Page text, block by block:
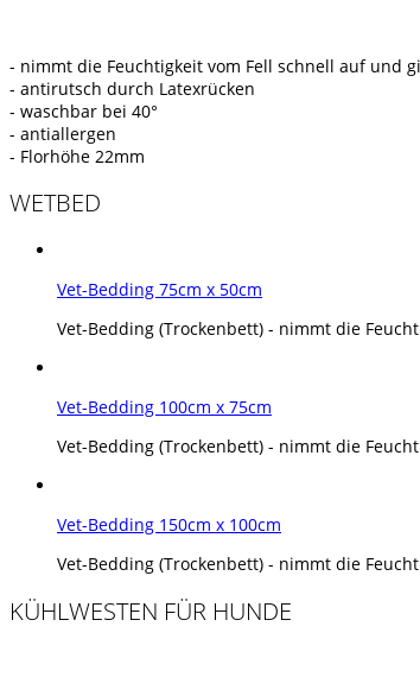
- nimmt die Feuchtigkeit vom Fell schnell auf und
- antirutsch durch Latexrücken
- waschbar bei 40°
- antiallergen
- Florhöhe 22mm
WETBED
Vet-Bedding 75cm x 50cm
Vet-Bedding (Trockenbett) - nimmt die
Vet-Bedding 100cm x 75cm
Vet-Bedding (Trockenbett) - nimmt die
Vet-Bedding 150cm x 100cm
Vet-Bedding (Trockenbett) - nimmt die
KÜHLWESTEN FÜR HUNDE